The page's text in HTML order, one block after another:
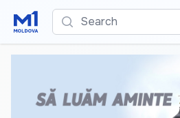
Search